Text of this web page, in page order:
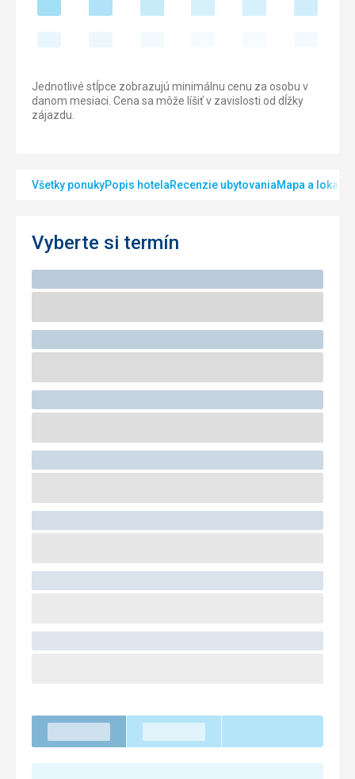
Jednotlivé stĺpce zobrazujú minimálnu cenu za osobu v
danom mesiaci. Cena sa môže líšiť v zavislosti od dĺžky
zájazdu.
Všetky ponukyPopis hotelaRecenzie ubytovaniaMapa a lokalita
Vyberte si termín